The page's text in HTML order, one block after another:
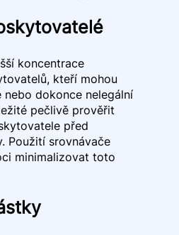
koncentrace
kteří mohou
nebo dokonce nelegální
pečlivě prověřit
před
Použití srovnávače
minimalizovat toto